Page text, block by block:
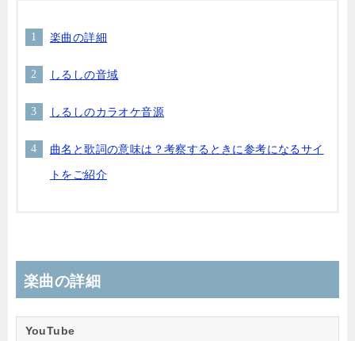
楽曲の詳細
しるしの音域
しるしのカラオケ音源
曲名と歌詞の意味は？考察するときに参考になるサイ
トをご紹介
楽曲の詳細
YouTube